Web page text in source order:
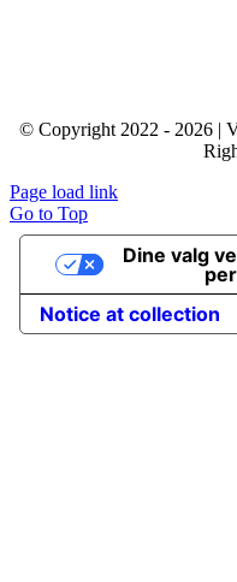
© Copyright 2022 - 2026 |
Page load link
Go to Top
Notice at collection
Dine valg